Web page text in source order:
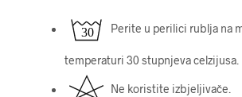
Perite u perilici rublja na
temperaturi 30 stupnjeva celzijusa.
Ne koristite izbjeljivače.